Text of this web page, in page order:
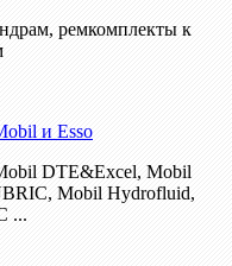
ремкомплекты к
и Esso
DTE&Excel, Mobil
Mobil Hydrofluid,
...